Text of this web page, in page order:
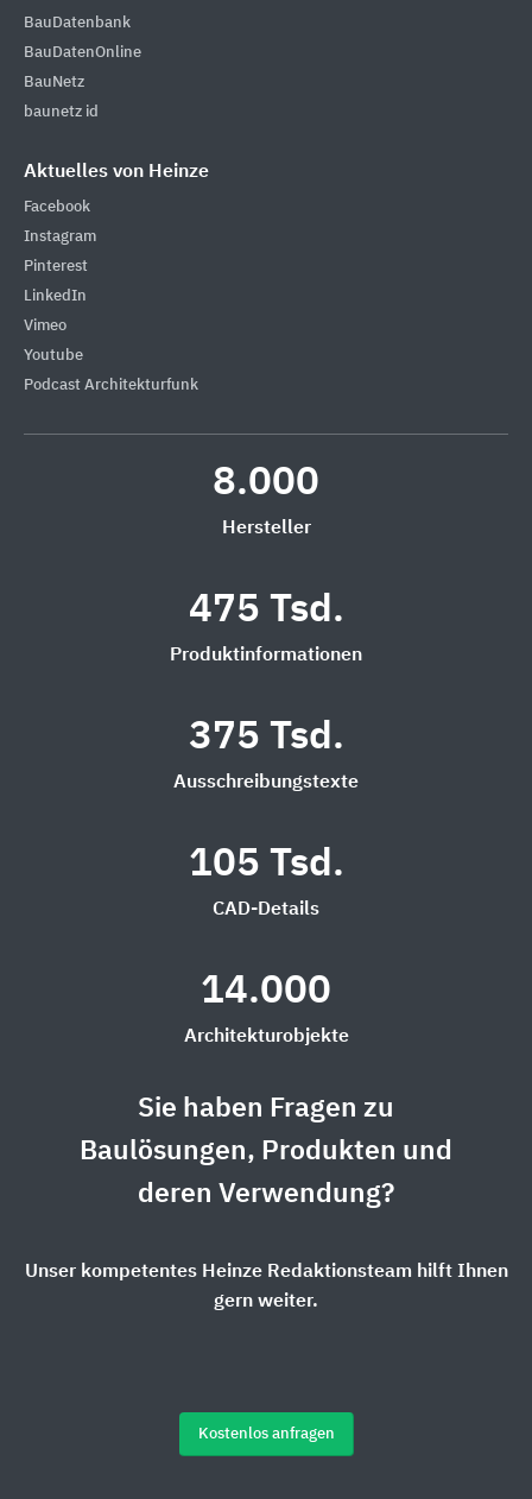
BauDatenbank
BauDatenOnline
BauNetz
baunetz id
Aktuelles von Heinze
Facebook
Instagram
Pinterest
LinkedIn
Vimeo
Youtube
Podcast Architekturfunk
8.000
Hersteller
475 Tsd.
Produktinformationen
375 Tsd.
Ausschreibungstexte
105 Tsd.
CAD-Details
14.000
Architekturobjekte
Sie haben Fragen zu
Baulösungen, Produkten und
deren Verwendung?
Unser kompetentes Heinze Redaktionsteam hilft Ihnen
gern weiter.
Kostenlos anfragen